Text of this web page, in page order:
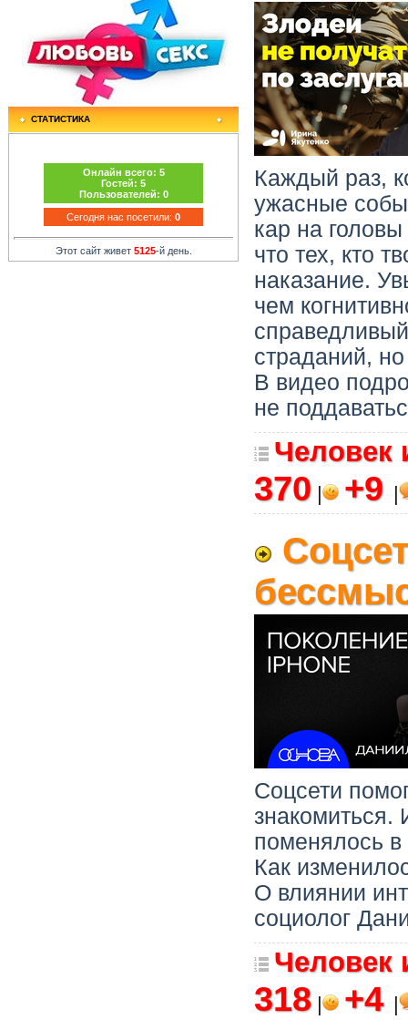
СТАТИСТИКА
Онлайн всего: 5
Гостей: 5
Пользователей: 0
Сегодня нас посетили: 0
Этот сайт живет 5125-й день.
Каждый раз,
ужасные
кар на
что тех, кто
наказание.
чем
страданий,
В видео
не
Человек
370 +9
Соцсети
знакомиться.
поменялось в
Как
О влиянии
социолог
Человек
318| +4